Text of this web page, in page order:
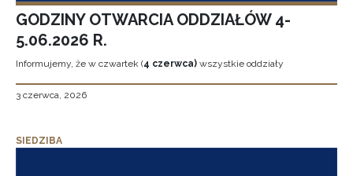
GODZINY OTWARCIA ODDZIAŁÓW 4-
5.06.2026 R.
Informujemy, że w czwartek (4 czerwca) wszystkie oddziały
3 czerwca, 2026
SIEDZIBA